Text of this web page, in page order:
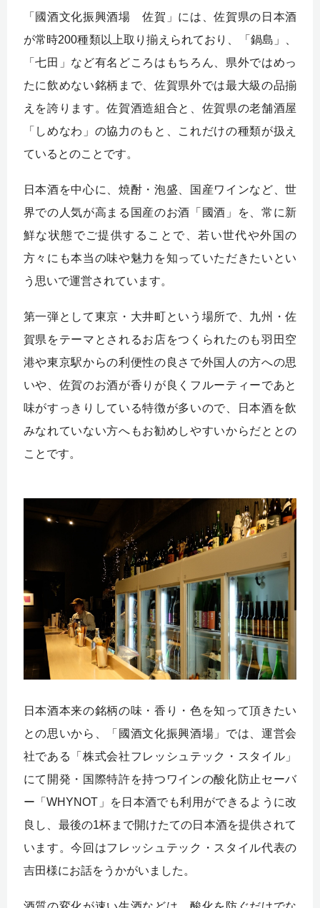
「國酒文化振興酒場 佐賀」には、佐賀県の日本酒
が常時200種類以上取り揃えられており、「鍋島」、
「七田」など有名どころはもちろん、県外ではめっ
たに飲めない銘柄まで、佐賀県外では最大級の品揃
えを誇ります。佐賀酒造組合と、佐賀県の老舗酒屋
「しめなわ」の協力のもと、これだけの種類が扱え
ているとのことです。
日本酒を中心に、焼酎・泡盛、国産ワインなど、世
界での人気が高まる国産のお酒「國酒」を、常に新
鮮な状態でご提供することで、若い世代や外国の
方々にも本当の味や魅力を知っていただきたいとい
う思いで運営されています。
第一弾として東京・大井町という場所で、九州・佐
賀県をテーマとされるお店をつくられたのも羽田空
港や東京駅からの利便性の良さで外国人の方への思
いや、佐賀のお酒が香りが良くフルーティーであと
味がすっきりしている特徴が多いので、日本酒を飲
みなれていない方へもお勧めしやすいからだととの
ことです。
日本酒本来の銘柄の味・香り・色を知って頂きたい
との思いから、「國酒文化振興酒場」では、運営会
社である「株式会社フレッシュテック・スタイル」
にて開発・国際特許を持つワインの酸化防止セーバ
ー「WHYNOT」を日本酒でも利用ができるように改
良し、最後の1杯まで開けたての日本酒を提供されて
います。今回はフレッシュテック・スタイル代表の
吉田様にお話をうかがいました。